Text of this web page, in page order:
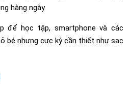
hàng ngày.
để học tập, smartphone và các
bé nhưng cực kỳ cần thiết như sạc